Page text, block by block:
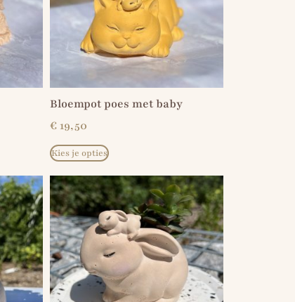
Bloempot poes met baby
€ 19,50
Kies je opties